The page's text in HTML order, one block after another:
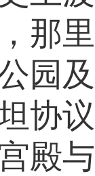
那
园
协
殿